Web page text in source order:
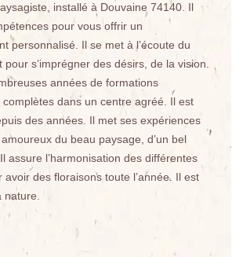
installé à Douvaine 74140. Il
pour vous offrir un
personnalisé. Il se met à l’écoute du
s’imprégner des désirs, de la vision.
années de formations
complètes dans un centre agréé. Il est
des années. Il met ses expériences
du beau paysage, d’un bel
assure l’harmonisation des différentes
avoir des floraisons toute l’année. Il est